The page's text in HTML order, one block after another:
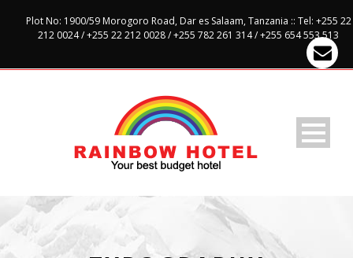
Plot No: 1900/59 Morogoro Road, Dar es Salaam, Tanzania :: Tel: +255 22
212 0024 / +255 22 212 0028 / +255 782 261 314 / +255 654 553 513